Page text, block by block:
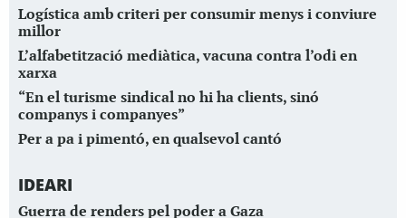
Logística amb criteri per consumir menys i conviure
millor
L’alfabetització mediàtica, vacuna contra l’odi en
xarxa
“En el turisme sindical no hi ha clients, sinó
companys i companyes”
Per a pa i pimentó, en qualsevol cantó
IDEARI
Guerra de renders pel poder a Gaza